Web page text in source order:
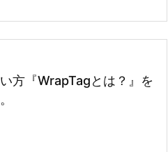
方『WrapTagとは？』を